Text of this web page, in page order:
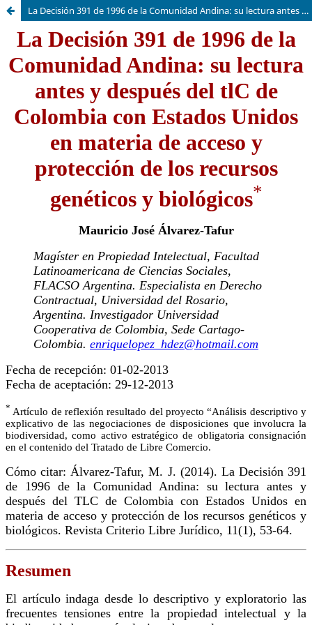
La Decisión 391 de 1996 de la Comunidad Andina: su lectura antes y después del TLC de Colombia con Estados Unidos en materia de acceso y protección de los recursos genéticos y biológicos